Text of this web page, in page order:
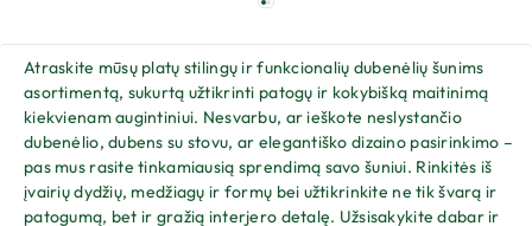
Atraskite mūsų platų stilingų ir funkcionalių dubenėlių šunims
asortimentą, sukurtą užtikrinti patogų ir kokybišką maitinimą
kiekvienam augintiniui. Nesvarbu, ar ieškote neslystančio
dubenėlio, dubens su stovu, ar elegantiško dizaino pasirinkimo –
pas mus rasite tinkamiausią sprendimą savo šuniui. Rinkitės iš
įvairių dydžių, medžiagų ir formų bei užtikrinkite ne tik švarą ir
patogumą, bet ir gražią interjero detalę. Užsisakykite dabar ir